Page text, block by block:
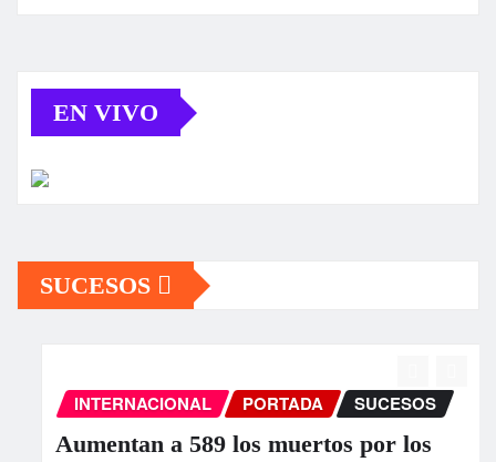
EN VIVO
SUCESOS
INTERNACIONAL PORTADA SUCESOS
Aumentan a 589 los muertos por los